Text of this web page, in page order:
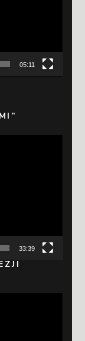
05:11
33:39